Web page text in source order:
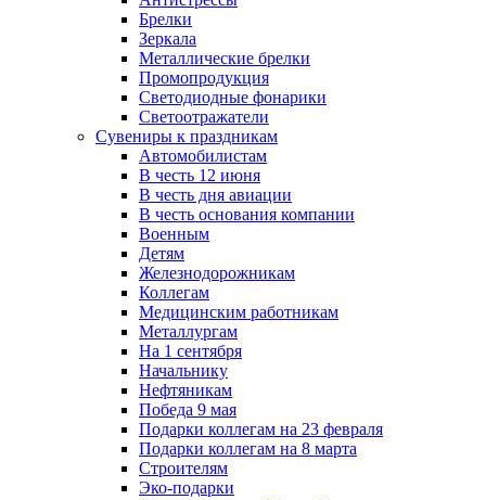
Брелки
Зеркала
Металлические брелки
Промопродукция
Светодиодные фонарики
Светоотражатели
Сувениры к праздникам
Автомобилистам
В честь 12 июня
В честь дня авиации
В честь основания компании
Военным
Детям
Железнодорожникам
Коллегам
Медицинским работникам
Металлургам
На 1 сентября
Начальнику
Нефтяникам
Победа 9 мая
Подарки коллегам на 23 февраля
Подарки коллегам на 8 марта
Строителям
Эко-подарки